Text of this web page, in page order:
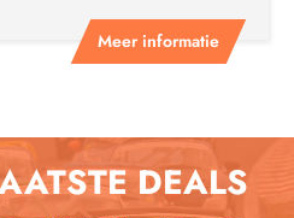
Meer informatie
DEALS